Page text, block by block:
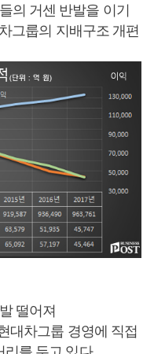
의 거센 반발을 이기
그룹의 지배구조 개편
떨어져
대차그룹 경영에 직접